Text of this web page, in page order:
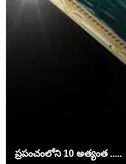
ప్రపంచంలోని 10 అత్యంత .....